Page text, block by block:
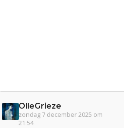
OlleGrieze
zondag 7 december 2025 om
21:54